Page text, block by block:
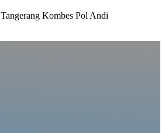
Kombes Pol Andi